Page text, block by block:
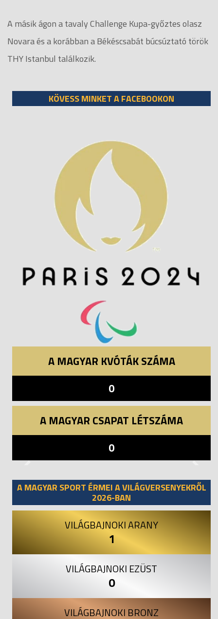
A másik ágon a tavaly Challenge Kupa-győztes olasz
Novara és a korábban a Békéscsabát búcsúztató török
THY Istanbul találkozik.
KÖVESS MINKET A FACEBOOKON
A MAGYAR KVÓTÁK SZÁMA
0
A MAGYAR CSAPAT LÉTSZÁMA
0
A MAGYAR SPORT ÉRMEI A VILÁGVERSENYEKRŐL
2026-BAN
VILÁGBAJNOKI ARANY
1
VILÁGBAJNOKI EZÜST
0
VILÁGBAJNOKI BRONZ